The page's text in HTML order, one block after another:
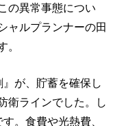
の異常事態につい
ャルプランナーの田
』が、貯蓄を確保し
衛ラインでした。し
。食費や光熱費、